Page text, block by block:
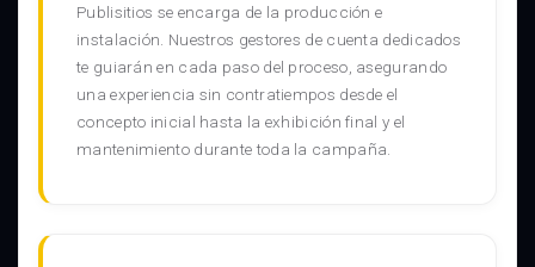
Publisitios se encarga de la producción e
instalación. Nuestros gestores de cuenta dedicados
te guiarán en cada paso del proceso, asegurando
una experiencia sin contratiempos desde el
concepto inicial hasta la exhibición final y el
mantenimiento durante toda la campaña.